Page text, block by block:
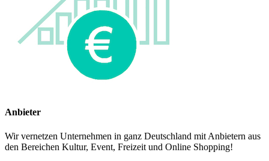
Anbieter
Wir vernetzen Unternehmen in ganz Deutschland mit Anbietern aus
den Bereichen Kultur, Event, Freizeit und Online Shopping!